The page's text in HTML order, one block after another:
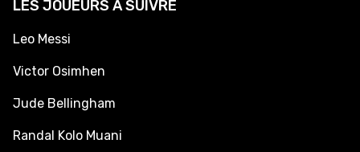
LES JOUEURS À SUIVRE
Leo Messi
Victor Osimhen
Jude Bellingham
Randal Kolo Muani